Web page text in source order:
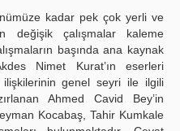
kadar pek çok yerli ve
değişik çalışmalar kaleme
başında ana kaynak
Nimet Kurat’ın eserleri
ilişkilerinin genel seyri ile ilgili
Ahmed Cavid Bey’in
Kocabaş, Tahir Kumkale